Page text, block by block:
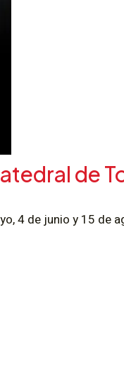
de
4 de junio y 15 de